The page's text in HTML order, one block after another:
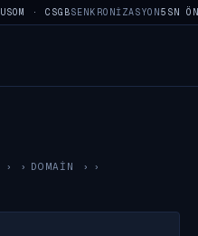
USOM · CSGBSENKRONIZASYON5SN
› DOMAIN
›